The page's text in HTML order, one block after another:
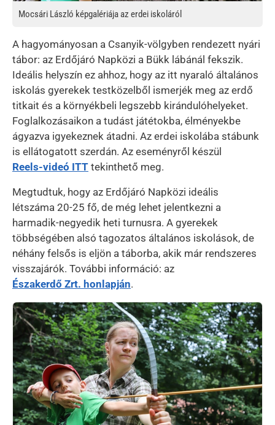
Mocsári László képgalériája az erdei iskoláról
A hagyományosan a Csanyik-völgyben rendezett nyári
tábor: az Erdőjáró Napközi a Bükk lábánál fekszik.
Ideális helyszín ez ahhoz, hogy az itt nyaraló általános
iskolás gyerekek testközelből ismerjék meg az erdő
titkait és a környékbeli legszebb kirándulóhelyeket.
Foglalkozásaikon a tudást játétokba, élményekbe
ágyazva igyekeznek átadni. Az erdei iskolába stábunk
is ellátogatott szerdán. Az eseményről készül
Reels-videó ITT tekinthető meg.
Megtudtuk, hogy az Erdőjáró Napközi ideális
létszáma 20-25 fő, de még lehet jelentkezni a
harmadik-negyedik heti turnusra. A gyerekek
többségében alsó tagozatos általános iskolások, de
néhány felsős is eljön a táborba, akik már rendszeres
visszajárók. További információ: az
Északerdő Zrt. honlapján.
Kép